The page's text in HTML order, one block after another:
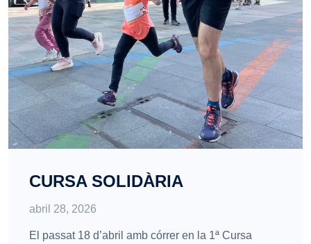
CURSA SOLIDÀRIA
abril 28, 2026
El passat 18 d’abril amb córrer en la 1ª Cursa